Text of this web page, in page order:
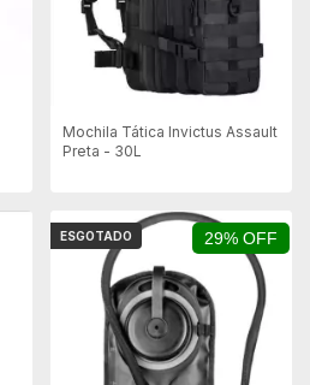
Mochila Tática Invictus Assault
Preta - 30L
29% OFF
ESGOTADO